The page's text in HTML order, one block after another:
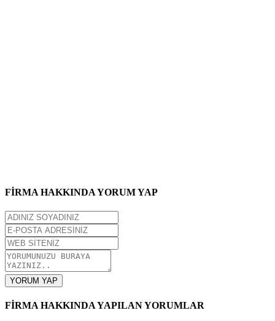
FİRMA HAKKINDA YORUM YAP
YORUM YAP
FİRMA HAKKINDA YAPILAN YORUMLAR